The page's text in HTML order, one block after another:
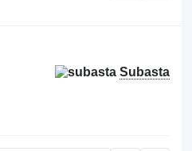
Subasta